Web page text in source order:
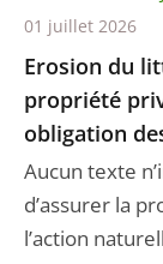
Erosion du
propriété
obligation
Aucun texte
d’assurer la
l’action
01 juillet 2026